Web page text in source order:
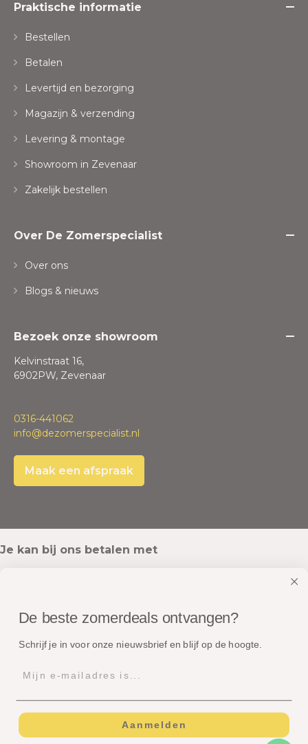
Praktische informatie
Bestellen
Betalen
Levertijd en bezorging
Magazijn & verzending
Levering & montage
Showroom in Zevenaar
Zakelijk bestellen
Over De Zomerspecialist
Over ons
Blogs & nieuws
Bezoek onze showroom
Kelvinstraat 16,
6902PW, Zevenaar
0316-441062
info@dezomerspecialist.nl
Maak een afspraak
Je kan bij ons betalen met
Onze pakketten worden verstuurd met
© Copyright - Dé Zomerspecialist B.V.
De beste zomerdeals ontvangen?
Schrijf je in voor onze nieuwsbrief en blijf op de hoogte.
Aanmelden